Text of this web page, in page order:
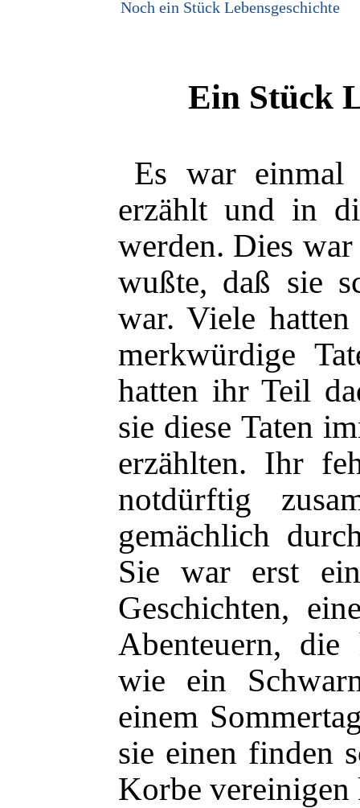
Noch ein Stück Lebensgeschichte
Ein Stück
Es war einmal
erzählt und in
werden. Dies
wußte, daß sie
war. Viele
merkwürdige
hatten ihr Teil
sie diese Taten
erzählten. Ihr
notdürftig
gemächlich
Sie war erst
Geschichten,
Abenteuern,
wie ein
einem
sie einen finden
Korbe vereinigen